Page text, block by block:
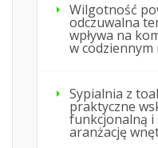
Wilgotność
odczuwalna
wpływa na
w
Sypialnia z
praktyczne
funkcjonalną i
aranżację